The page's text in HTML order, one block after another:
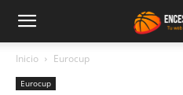
Inicio Eurocup
Eurocup